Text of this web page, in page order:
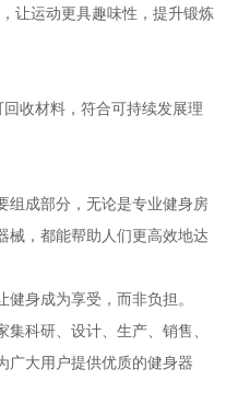
让运动更具趣味性，提升锻炼
收材料，符合可持续发展理
组成部分，无论是专业健身房
械，都能帮助人们更高效地达
身成为享受，而非负担。
科研、设计、生产、销售、
广大用户提供优质的健身器